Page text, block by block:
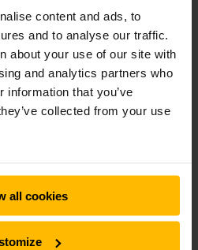
content and ads, to
and to analyse our traffic.
about your use of our site with
and analytics partners who
information that you’ve
collected from your use
all cookies
accu heeft 8 jaar garantie en
Tevredenheid Garantie. Wilt
naar een loodzuur accu? Wij
halen wij graag kosteloos
milieuvriendelijke wijze. Hoe wij